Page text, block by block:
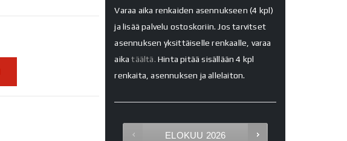
Varaa aika renkaiden asennukseen (4 kpl)
ja lisää palvelu ostoskoriin. Jos tarvitset
asennuksen yksittäiselle renkaalle, varaa
aikatäältä. Hinta pitää sisällään 4 kpl
renkaita, asennuksen ja allelaiton.
ELOKUU 2026